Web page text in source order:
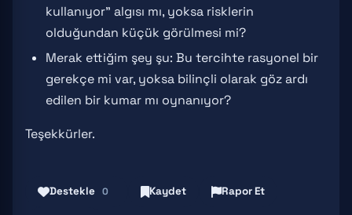
kullanıyor” algısı mı, yoksa risklerin
olduğundan küçük görülmesi mi?
Merak ettiğim şey şu: Bu tercihte rasyonel bir
gerekçe mi var, yoksa bilinçli olarak göz ardı
edilen bir kumar mı oynanıyor?
Teşekkürler.
Destekle 0 Kaydet Rapor Et